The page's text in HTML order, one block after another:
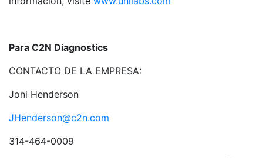
Para C2N Diagnostics
CONTACTO DE LA EMPRESA:
Joni Henderson
JHenderson@c2n.com
314-464-0009